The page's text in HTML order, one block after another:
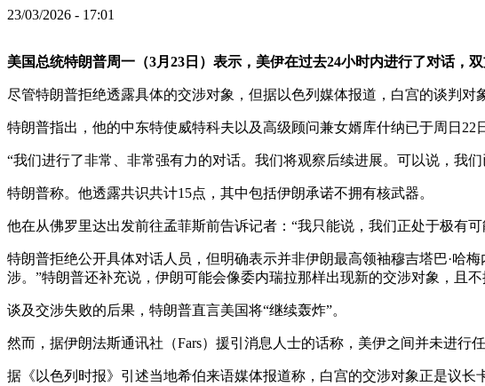
23/03/2026 - 17:01
美国总统特朗普周一（3月23日）表示，美伊在过去24小时内进行了对话，
尽管特朗普拒绝透露具体的交涉对象，但据以色列媒体报道，白宫的谈判对
特朗普指出，他的中东特使威特科夫以及高级顾问兼女婿库什纳已于周日22
“我们进行了非常、非常强有力的对话。我们将观察后续进展。可以说，我
特朗普称。他透露共识共计15点，其中包括伊朗承诺不拥有核武器。
他在从佛罗里达出发前往孟菲斯前告诉记者：“我只能说，我们正处于极有
特朗普拒绝公开具体对话人员，但明确表示并非伊朗最高领袖穆吉塔巴·哈
涉。”特朗普还补充说，伊朗可能会像委内瑞拉那样出现新的交涉对象，且不
谈及交涉失败的后果，特朗普直言美国将“继续轰炸”。
然而，据伊朗法斯通讯社（Fars）援引消息人士的话称，美伊之间并未进行
据《以色列时报》引述当地希伯来语媒体报道称，白宫的交涉对象正是议长